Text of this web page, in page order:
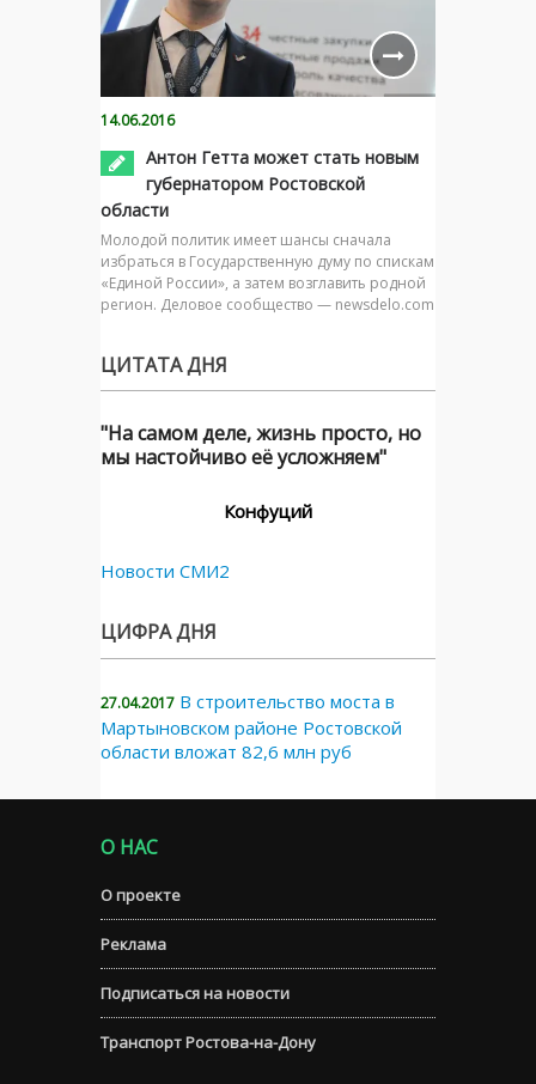
14.06.2016
Антон Гетта может стать новым
губернатором Ростовской
области
Молодой политик имеет шансы сначала
избраться в Государственную думу по спискам
«Единой России», а затем возглавить родной
регион. Деловое сообщество — newsdelo.com
ЦИТАТА ДНЯ
"На самом деле, жизнь просто, но
мы настойчиво её усложняем"
Конфуций
Новости СМИ2
ЦИФРА ДНЯ
27.04.2017 В строительство моста в
Мартыновском районе Ростовской
области вложат 82,6 млн руб
О НАС
О проекте
Реклама
Подписаться на новости
Транспорт Ростова-на-Дону